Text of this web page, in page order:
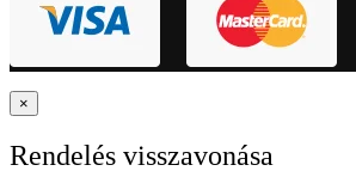
×
Rendelés visszavonása